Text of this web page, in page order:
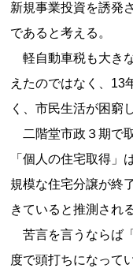
新規事業投資を誘発
であると考える。
軽自動車税も大き
えたのではなく、13
く、市民生活が困窮
二階堂市政３期で
「個人の住宅取得」
規模な住宅分譲が終
きていると推測される
苦言を言うならば
度で頭打ちになって